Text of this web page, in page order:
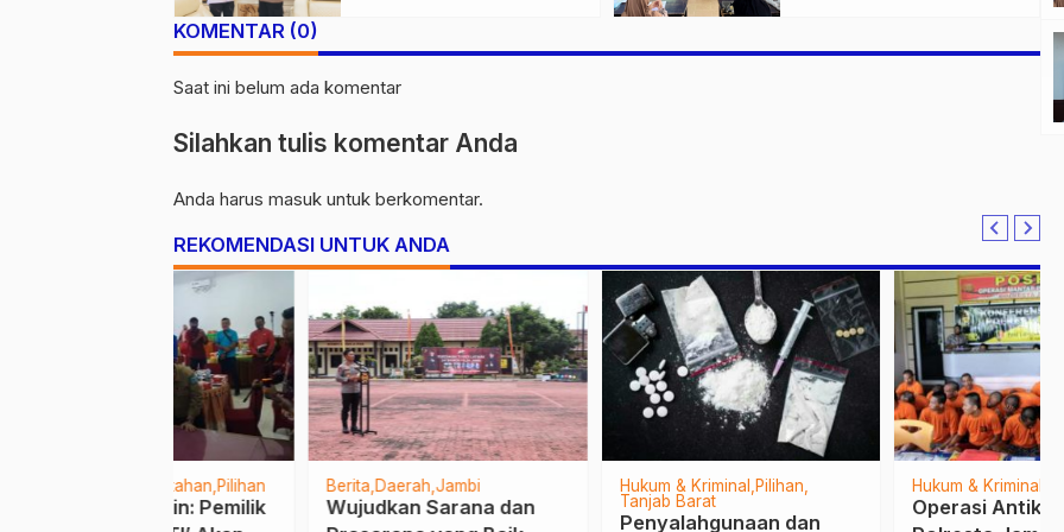
KOMENTAR (0)
Saat ini belum ada komentar
Silahkan tulis komentar Anda
Anda harus masuk untuk berkomentar.
REKOMENDASI UNTUK ANDA
Berita Daerah Jambi
Wujudkan Sarana dan
Pilihan
Tanjab Barat
Penyalahgunaan dan
Hukum & Kriminal Jambi
Operasi Antik 2020,